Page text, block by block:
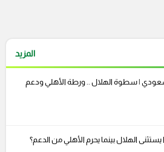
المزيد
| سطوة الهلال .. ورطة الأهلي ودعم
يستثنى الهلال بينما يحرم الأهلي من الدعم؟